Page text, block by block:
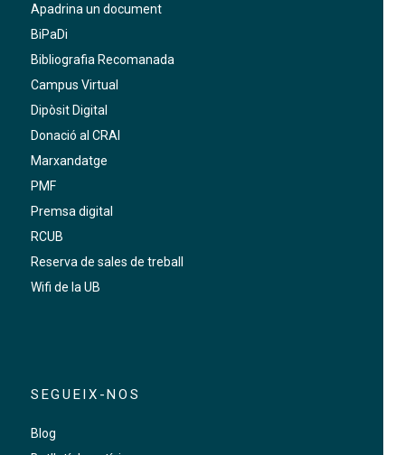
Apadrina un document
BiPaDi
Bibliografia Recomanada
Campus Virtual
Dipòsit Digital
Donació al CRAI
Marxandatge
PMF
Premsa digital
RCUB
Reserva de sales de treball
Wifi de la UB
SEGUEIX-NOS
Blog